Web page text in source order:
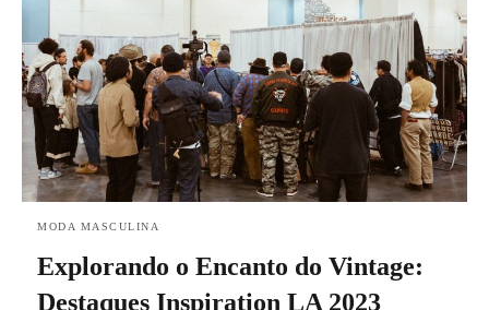
MODA MASCULINA
Explorando o Encanto do Vintage:
Destaques Inspiration LA 2023